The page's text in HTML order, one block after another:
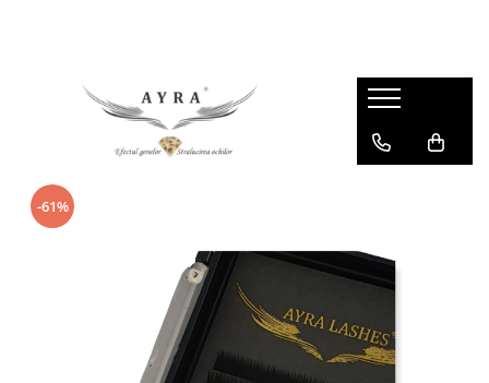
Individuale - 20 linii
Individuale - 6 linii
Mix - 20 linii
Mix - 6 linii
Ombre individuale - 6 linii
-61%